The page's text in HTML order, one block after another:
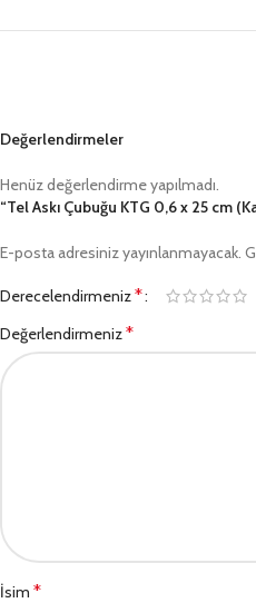
Değerlendirmeler
Henüz değerlendirme yapılmadı.
“Tel Askı Çubuğu KTG 0,6 x 25 cm
E-posta adresiniz yayınlanmayacak.
Derecelendirmeniz*
Değerlendirmeniz*
İsim *